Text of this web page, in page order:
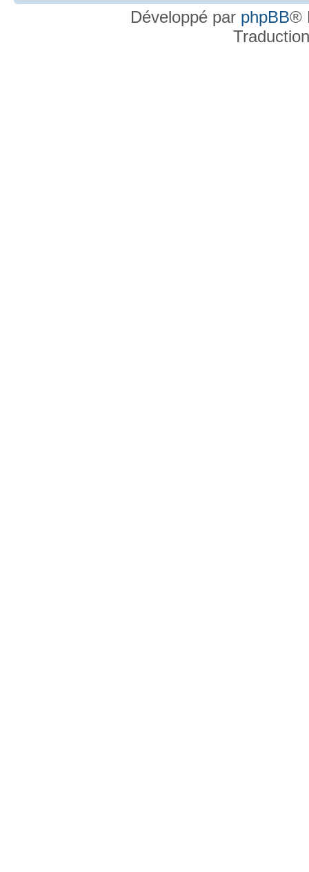
Développé par phpBB®